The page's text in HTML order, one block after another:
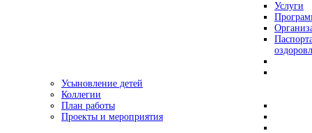
Услуги
Усыновление детей
Коллегии
План работы
Проекты и мероприятия